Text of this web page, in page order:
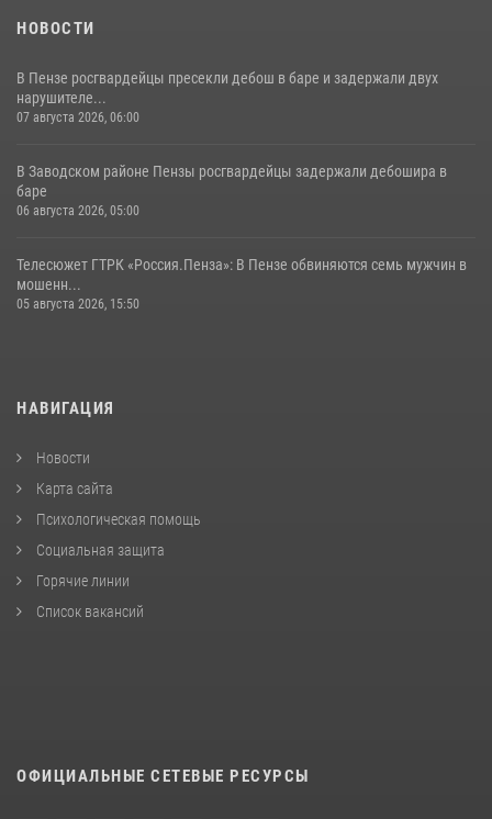
НОВОСТИ
В Пензе росгвардейцы пресекли дебош в баре и задержали двух
нарушителе...
07 августа 2026, 06:00
В Заводском районе Пензы росгвардейцы задержали дебошира в
баре
06 августа 2026, 05:00
Телесюжет ГТРК «Россия.Пенза»: В Пензе обвиняются семь мужчин в
мошенн...
05 августа 2026, 15:50
НАВИГАЦИЯ
Новости
Карта сайта
Психологическая помощь
Социальная защита
Горячие линии
Список вакансий
ОФИЦИАЛЬНЫЕ СЕТЕВЫЕ РЕСУРСЫ